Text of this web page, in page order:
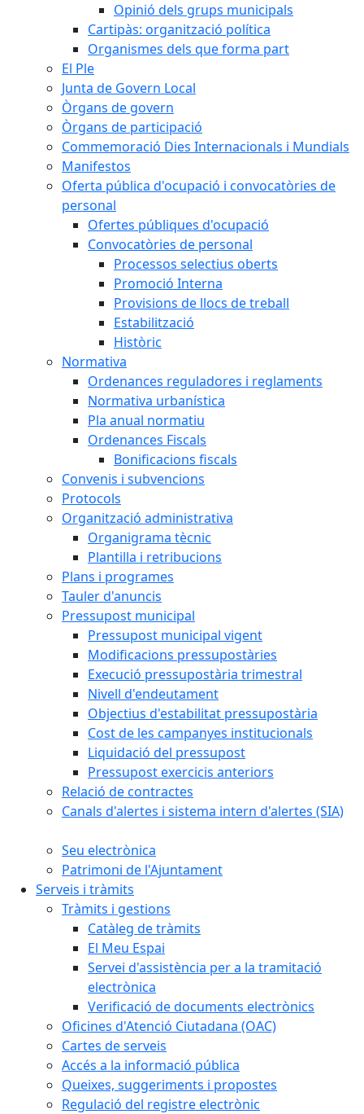
Opinió dels grups municipals
Cartipàs: organització política
Organismes dels que forma part
El Ple
Junta de Govern Local
Òrgans de govern
Òrgans de participació
Commemoració Dies Internacionals i Mundials
Manifestos
Oferta pública d'ocupació i convocatòries de
personal
Ofertes públiques d'ocupació
Convocatòries de personal
Processos selectius oberts
Promoció Interna
Provisions de llocs de treball
Estabilització
Històric
Normativa
Ordenances reguladores i reglaments
Normativa urbanística
Pla anual normatiu
Ordenances Fiscals
Bonificacions fiscals
Convenis i subvencions
Protocols
Organització administrativa
Organigrama tècnic
Plantilla i retribucions
Plans i programes
Tauler d'anuncis
Pressupost municipal
Pressupost municipal vigent
Modificacions pressupostàries
Execució pressupostària trimestral
Nivell d'endeutament
Objectius d'estabilitat pressupostària
Cost de les campanyes institucionals
Liquidació del pressupost
Pressupost exercicis anteriors
Relació de contractes
Canals d'alertes i sistema intern d'alertes (SIA)
Seu electrònica
Patrimoni de l'Ajuntament
Serveis i tràmits
Tràmits i gestions
Catàleg de tràmits
El Meu Espai
Servei d'assistència per a la tramitació
electrònica
Verificació de documents electrònics
Oficines d'Atenció Ciutadana (OAC)
Cartes de serveis
Accés a la informació pública
Queixes, suggeriments i propostes
Regulació del registre electrònic